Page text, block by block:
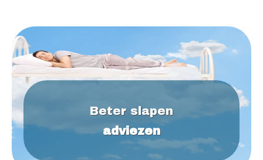
Beter slapen
adviezen